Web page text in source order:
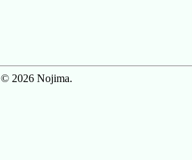
© 2026 Nojima.